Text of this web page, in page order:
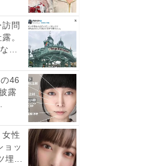
問
。
ん
46
露
女性
ョッ
埋...